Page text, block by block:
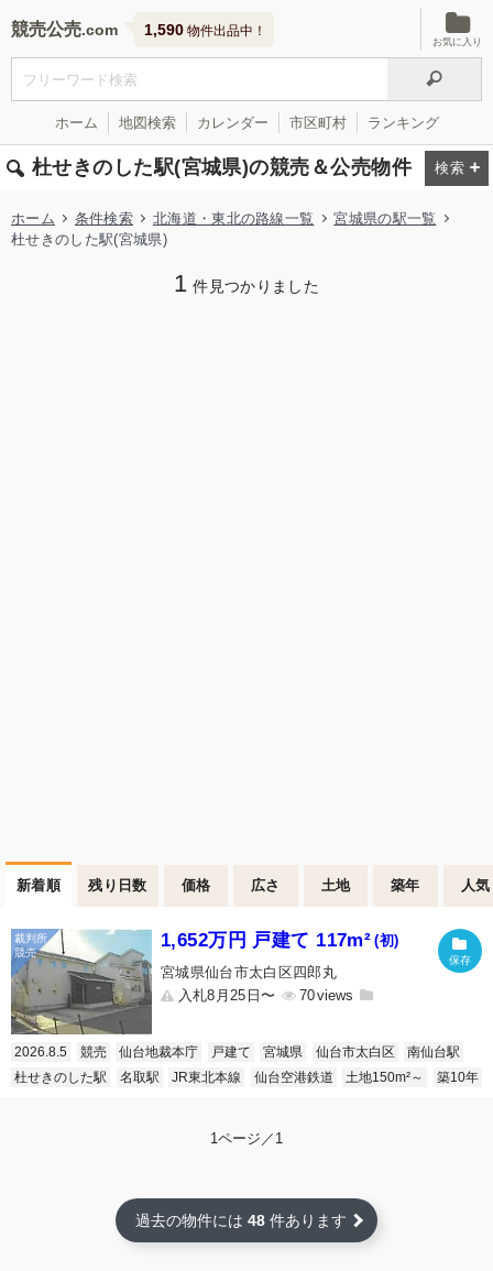
競売公売 1,590 物件出品中！
お気に入り
ホーム 地図検索 カレンダー 市区町村 ランキング
杜せきのした駅(宮城県)の競売＆公売物件
ホーム 条件検索 北海道・東北の路線一覧
宮城県の駅一覧
杜せきのした駅(宮城県)
1 件見つかりました
新着順 残り日数 価格 広さ 土地 築年 人気
1,652万円 戸建て 117m² (初)
宮城県仙台市太白区四郎丸
入札8月25日〜
70
2026.8.5 競売 仙台地裁本庁 戸建て 宮城県 仙台市太白区
南仙台駅
杜せきのした駅
名取駅 JR東北本線 仙台空港鉄道 土地150m²～ 築10年
1ページ／1
過去の物件には 48 件あります